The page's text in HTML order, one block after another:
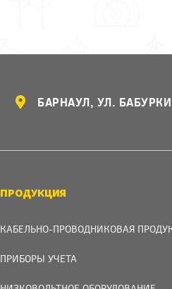
БАРНАУЛ, УЛ.
ПРОДУКЦИЯ
КАБЕЛЬНО-ПРОВОДНИКОВАЯ
ПРИБОРЫ УЧЕТА